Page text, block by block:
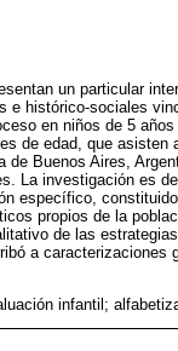
un particular
e histórico-sociales
en niños de 5 años
de edad, que asisten
de Buenos Aires,
La investigación es
específico,
propios de la
de las
a caracterizaciones
infantil;